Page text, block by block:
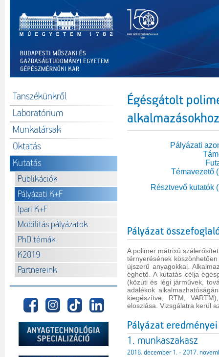
Tanszékünkről
Laboratórium
Munkatársak
Oktatás
Kutatás
Publikációk
Pályázati K+F
Ipari K+F
Mobilitás pályázatok
PhD témák
K2019
Partnereink
Égésgátolt
alkalmazásokhoz
Pályázati
Témavezető
Résztvevő kutatók
Pályázat
A polimer mátrixú
térnyerésének
újszerű anyagokkal.
éghető. A kutatás célja
(közúti és légi járművek,
adalékok
kiegészítve, RTM,
eloszlása. Vizsgálatra kerül
Pályázat eredményei
1. munkaszakasz
2016. december 1. - 2017.